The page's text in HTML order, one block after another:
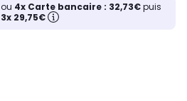
ou 4x Carte bancaire : 32,73€puis
3x 29,75€